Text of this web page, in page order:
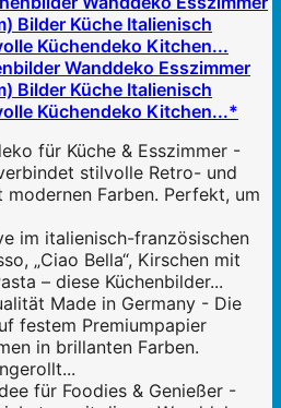
Wanddeko Esszimmer
Bilder Küche Italienisch
Küchendeko Kitchen...*
für Küche & Esszimmer -
stilvolle Retro- und
Farben. Perfekt, um
im italienisch-französischen
„Ciao Bella“, Kirschen mit
– diese Küchenbilder...
Made in Germany - Die
festem Premiumpapier
in brillanten Farben.
für Foodies & Genießer -